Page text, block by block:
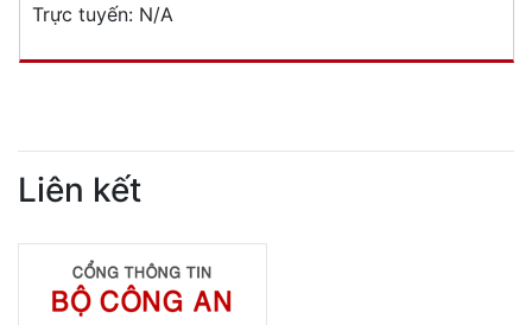
Trực tuyến: N/A
Liên kết